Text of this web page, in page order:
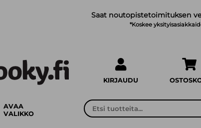
Saat noutopistetoimituksen
*Koskee
KIRJAUDU
AVAA
VALIKKO